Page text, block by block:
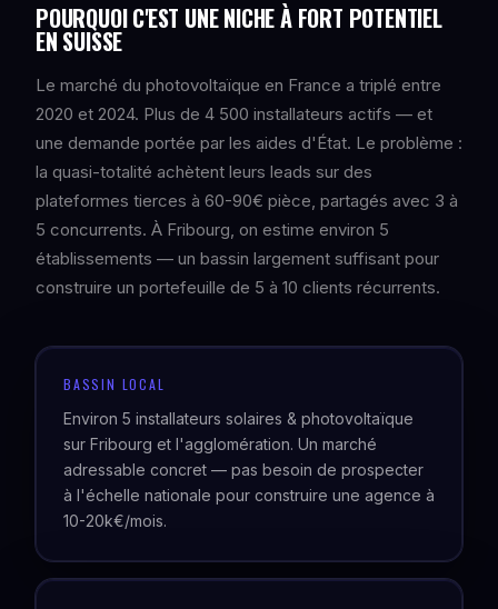
POURQUOI C'EST UNE NICHE À FORT POTENTIEL
EN SUISSE
Le marché du photovoltaïque en France a triplé entre
2020 et 2024. Plus de 4 500 installateurs actifs — et
une demande portée par les aides d'État. Le problème :
la quasi-totalité achètent leurs leads sur des
plateformes tierces à 60-90€ pièce, partagés avec 3 à
5 concurrents. À Fribourg, on estime environ 5
établissements — un bassin largement suffisant pour
construire un portefeuille de 5 à 10 clients récurrents.
BASSIN LOCAL
Environ 5 installateurs solaires & photovoltaïque
sur Fribourg et l'agglomération. Un marché
adressable concret — pas besoin de prospecter
à l'échelle nationale pour construire une agence à
10-20k€/mois.